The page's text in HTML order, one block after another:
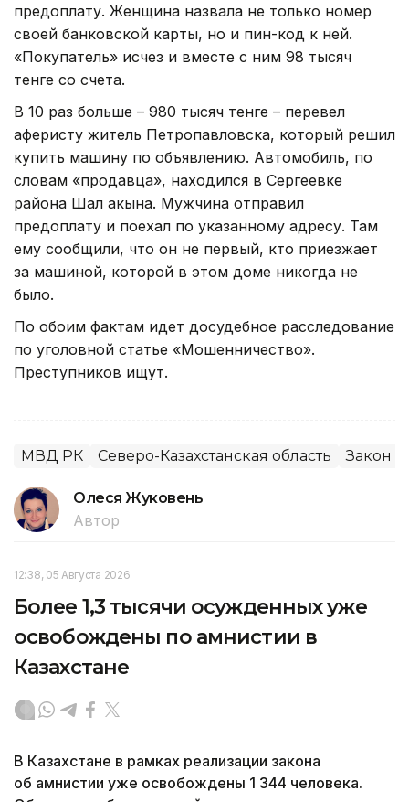
предоплату. Женщина назвала не только номер
своей банковской карты, но и пин-код к ней.
«Покупатель» исчез и вместе с ним 98 тысяч
тенге со счета.
В 10 раз больше – 980 тысяч тенге – перевел
аферисту житель Петропавловска, который решил
купить машину по объявлению. Автомобиль, по
словам «продавца», находился в Сергеевке
района Шал акына. Мужчина отправил
предоплату и поехал по указанному адресу. Там
ему сообщили, что он не первый, кто приезжает
за машиной, которой в этом доме никогда не
было.
По обоим фактам идет досудебное расследование
по уголовной статье «Мошенничество».
Преступников ищут.
МВД РК Северо-Казахстанская область Закон
Олеся Жуковень
Автор
12:38, 05 Августа 2026
Более 1,3 тысячи осужденных уже
освобождены по амнистии в
Казахстане
В Казахстане в рамках реализации закона
об амнистии уже освобождены 1 344 человека.